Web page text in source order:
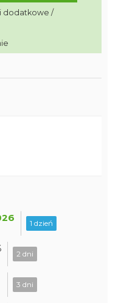
dodatkowe /
1 dzień
2 dni
3 dni